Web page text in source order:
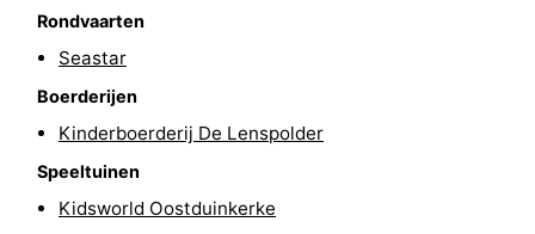
Steden
Natuur
Sporten
Rondvaarten
Seastar
Boerderijen
Kinderboerderij De Lenspolder
Speeltuinen
Kidsworld Oostduinkerke